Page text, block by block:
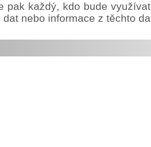
pak každý, kdo bude
dat nebo informace z těchto